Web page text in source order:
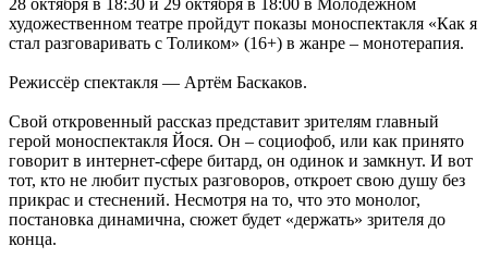
28 октября в 18:30 и 29 октября в 18:00 в Молодёжном
художественном театре пройдут показы моноспектакля «Как я
стал разговаривать с Толиком» (16+) в жанре – монотерапия.
Режиссёр спектакля — Артём Баскаков.
Свой откровенный рассказ представит зрителям главный
герой моноспектакля Йося. Он – социофоб, или как принято
говорит в интернет-сфере битард, он одинок и замкнут. И вот
тот, кто не любит пустых разговоров, откроет свою душу без
прикрас и стеснений. Несмотря на то, что это монолог,
постановка динамична, сюжет будет «держать» зрителя до
конца.